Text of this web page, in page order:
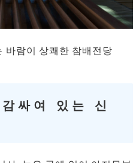
바람이 상쾌한 참배전당
싸여 있는 신